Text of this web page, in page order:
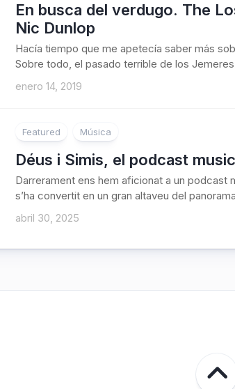
En busca del verdugo. The
Nic Dunlop
Hacía tiempo que me apetecía saber más
Sobre todo, el pasado terrible de los
enero 14, 2019
Featured Música
Déus i Simis, el podcast
Darrerament ens hem aficionat a un podcast
s’ha convertit en un gran altaveu del
abril 30, 2025